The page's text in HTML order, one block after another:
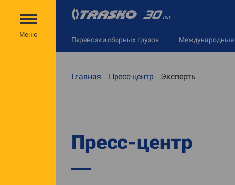
Меню
Перевозки сборных грузов Международные
Главная Пресс-центр Эксперты
Пресс-центр